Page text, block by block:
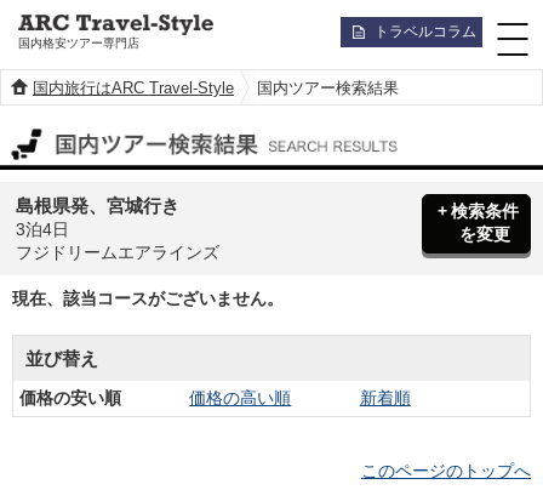
国内格安ツアー専門店
トラベルコラム
国内旅行はARC Travel-Style 国内ツアー検索結果
島根県発、宮城行き
3泊4日
フジドリームエアラインズ
検索条件
を変更
現在、該当コースがございません。
並び替え
価格の安い順 価格の高い順 新着順
このページのトップへ